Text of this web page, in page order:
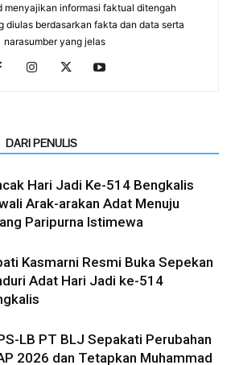
menyajikan informasi faktual ditengah
diulas berdasarkan fakta dan data serta
narasumber yang jelas
DARI PENULIS
Hari Jadi Ke-514 Bengkalis
Arak-arakan Adat Menuju
Paripurna Istimewa
Kasmarni Resmi Buka Sepekan
Adat Hari Jadi ke-514
LB PT BLJ Sepakati Perubahan
2026 dan Tetapkan Muhammad